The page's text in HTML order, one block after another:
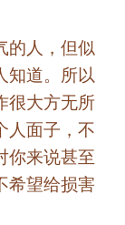
的人，但似
知道。所以
很大方无所
人面子，不
你来说甚至
希望给损害